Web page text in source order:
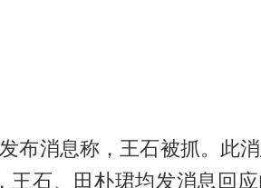
布消息称，王石被抓。此
王石、田朴珺均发消息回